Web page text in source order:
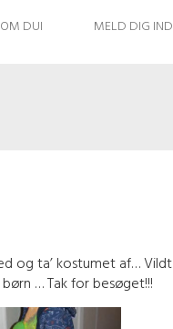
OM DUI MELD DIG IND
og ta’ kostumet af… Vildt
… Tak for besøget!!!